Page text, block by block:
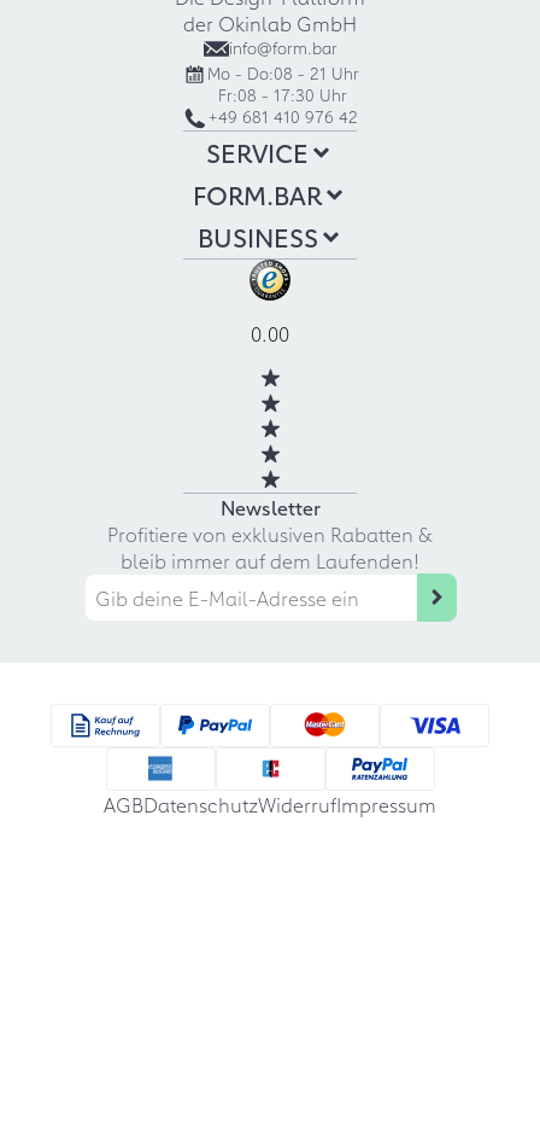
der Okinlab GmbH
info@form.bar
Mo - Do:08 - 21 Uhr
Fr:08 - 17:30 Uhr
+49 681 410 976 42
SERVICE
FORM.BAR
BUSINESS
0.00
Newsletter
Profitiere von exklusiven Rabatten &
bleib immer auf dem Laufenden!
AGBDatenschutzWiderrufImpressum